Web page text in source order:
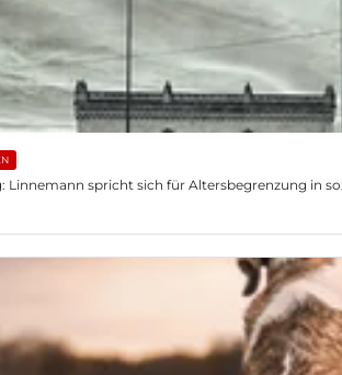
Linnemann spricht sich für Altersbegrenzung in